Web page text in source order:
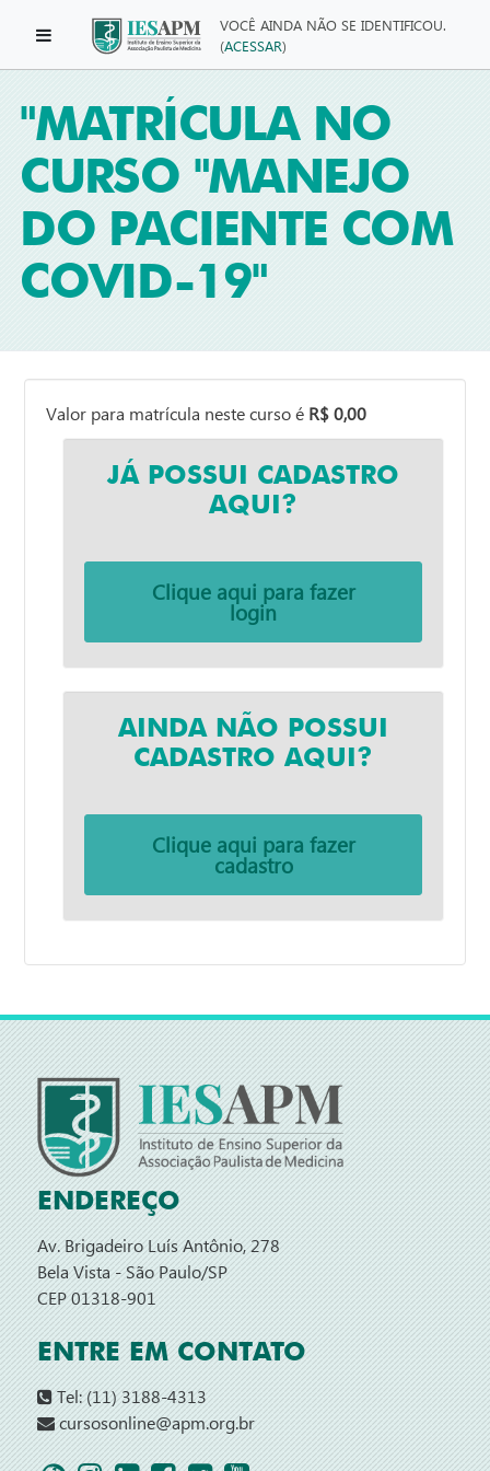
Painel lateral
VOCÊ AINDA NÃO SE IDENTIFICOU.
(ACESSAR)
"MATRÍCULA NO
CURSO "MANEJO
DO PACIENTE COM
COVID-19"
Valor para matrícula neste curso é R$0,00
JÁ POSSUI CADASTRO
AQUI?
Clique aqui para fazer
login
AINDA NÃO POSSUI
CADASTRO AQUI?
Clique aqui para fazer
cadastro
ENDEREÇO
Av. Brigadeiro Luís Antônio, 278
Bela Vista - São Paulo/SP
CEP 01318-901
ENTRE EM CONTATO
Tel: (11) 3188-4313
cursosonline@apm.org.br